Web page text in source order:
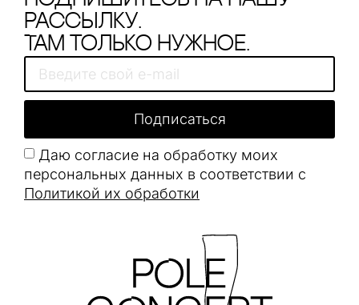
рассылку.
Там только нужное.
Даю согласие на обработку моих
персональных данных в соответствии с
Политикой их обработки
Подписаться